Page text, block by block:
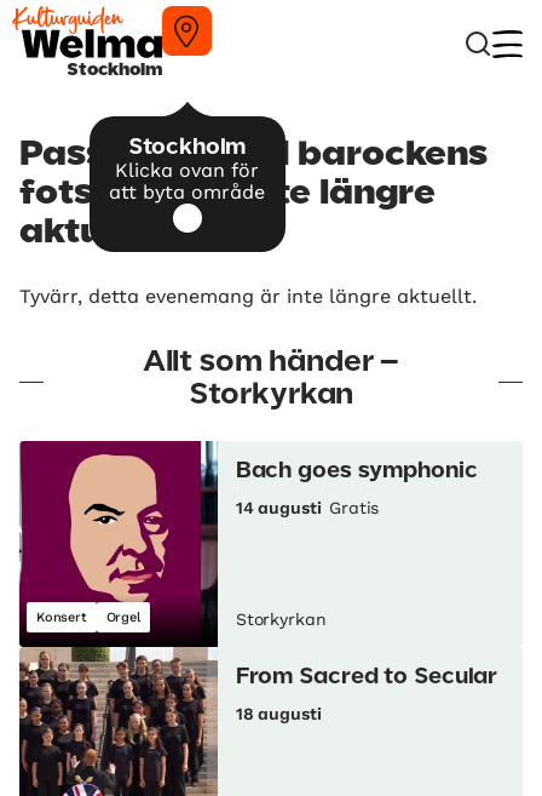
Stockholm
Stockholm
Klicka ovan för
att byta område
Passacaglia – I barockens
fotspår – är inte längre
aktuellt
Tyvärr, detta evenemang är inte längre aktuellt.
Allt som händer –
Storkyrkan
Konsert Orgel
Bach goes symphonic
14 augusti Gratis
Storkyrkan
From Sacred to Secular
18 augusti